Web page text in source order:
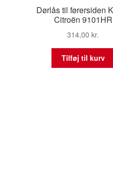
Dørlås til førersiden
Citroën 9101HR
314,00kr.
Tilføj til kurv